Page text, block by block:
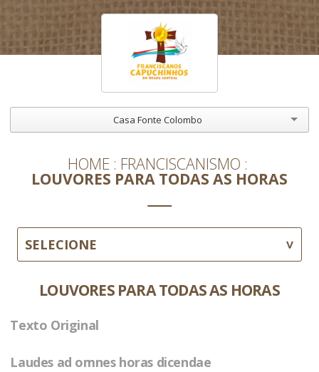
Casa Fonte Colombo
HOME FRANCISCANISMO
LOUVORES PARA TODAS AS HORAS
SELECIONE
LOUVORES PARA TODAS AS HORAS
Texto Original
Laudes ad omnes horas dicendae